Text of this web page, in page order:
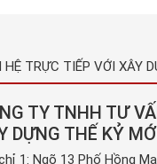
HỆ TRỰC TIẾP VỚI XÂY
TY TNHH TƯ
DỰNG THẾ KỶ
1: Ngõ 13 Phố Hồng